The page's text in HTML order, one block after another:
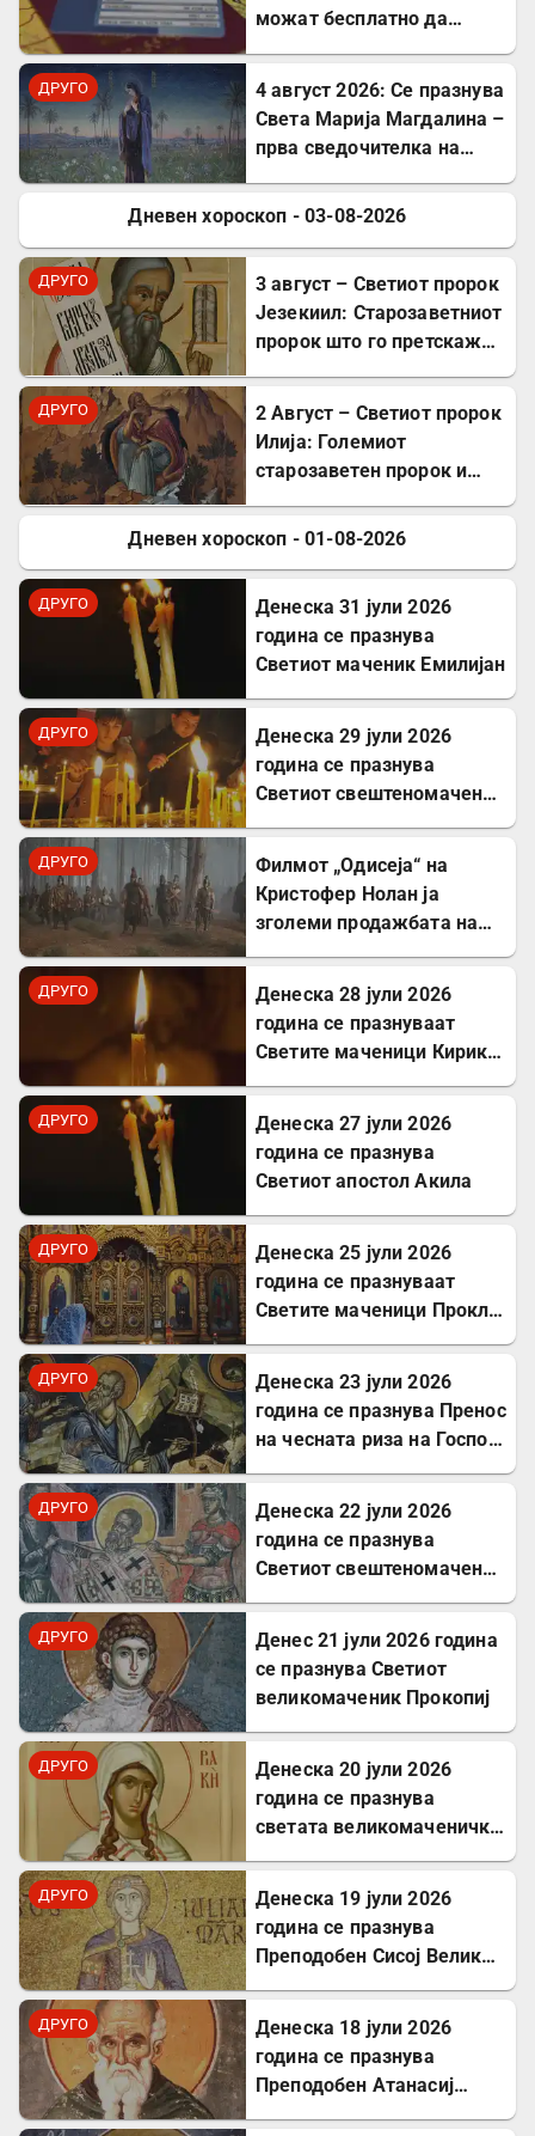
можат бесплатно да
ДРУГО
4 август 2026: Се празнува
Света Марија Магдалина –
прва сведочителка на
ДРУГО
Дневен хороскоп - 03-08-2026
ДРУГО
3 август – Светиот пророк
Језекиил: Старозаветниот
пророк што го претскажа
ДРУГО
2 Август – Светиот пророк
Илија: Големиот
старозаветен пророк и
ДРУГО
Дневен хороскоп - 01-08-2026
ДРУГО
Денеска 31 јули 2026
година се празнува
Светиот маченик Емилијан
ДРУГО
Денеска 29 јули 2026
година се празнува
Светиот свештеномаченик
ДРУГО
Филмот „Одисеја“ на
Кристофер Нолан ја
зголеми продажбата на
ДРУГО
Денеска 28 јули 2026
година се празнуваат
Светите маченици Кирик и
ДРУГО
Денеска 27 јули 2026
година се празнува
Светиот апостол Акила
ДРУГО
Денеска 25 јули 2026
година се празнуваат
Светите маченици Прокл и
ДРУГО
Денеска 23 јули 2026
година се празнува Пренос
на чесната риза на Господ
ДРУГО
Денеска 22 јули 2026
година се празнува
Светиот свештеномаченик
ДРУГО
Денес 21 јули 2026 година
се празнува Светиот
великомаченик Прокопиј
ДРУГО
Денеска 20 јули 2026
година се празнува
светата великомаченичка
ДРУГО
Денеска 19 јули 2026
година се празнува
Преподобен Сисој Велики:
воскреснуваше мртви
ДРУГО
Денеска 18 јули 2026
година се празнува
Преподобен Атанасиј